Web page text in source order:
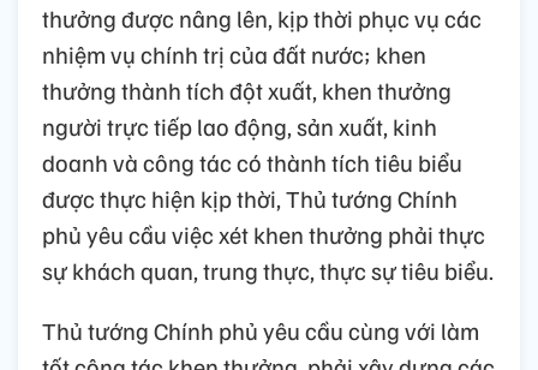
thưởng được nâng lên, kịp thời phục vụ các
nhiệm vụ chính trị của đất nước; khen
thưởng thành tích đột xuất, khen thưởng
người trực tiếp lao động, sản xuất, kinh
doanh và công tác có thành tích tiêu biểu
được thực hiện kịp thời, Thủ tướng Chính
phủ yêu cầu việc xét khen thưởng phải thực
sự khách quan, trung thực, thực sự tiêu biểu.
Thủ tướng Chính phủ yêu cầu cùng với làm